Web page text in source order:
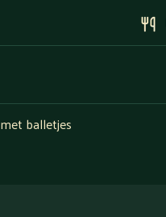
balletjes